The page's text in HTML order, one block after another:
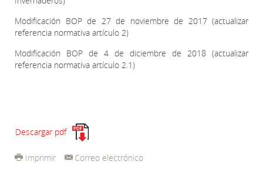
Modificación BOP de 27 de noviembre de 2017 (actualizar
referencia normativa artículo 2)
Modificación BOP de 4 de diciembre de 2018 (actualizar
referencia normativa artículo 2.1)
Descargar pdf
Imprimir Correo electrónico